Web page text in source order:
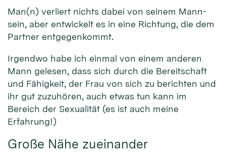
Man(n) verliert nichts dabei von seinem Mann-
sein, aber entwickelt es in eine Richtung, die dem
Partner entgegenkommt.
Irgendwo habe ich einmal von einem anderen
Mann gelesen, dass sich durch die Bereitschaft
und Fähigkeit, der Frau von sich zu berichten und
ihr gut zuzuhören, auch etwas tun kann im
Bereich der Sexualität (es ist auch meine
Erfahrung!)
Große Nähe zueinander